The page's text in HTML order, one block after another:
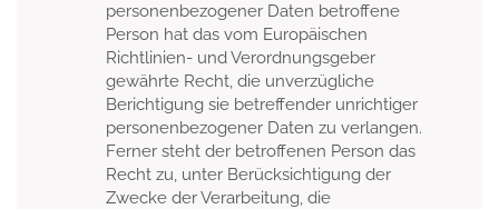
personenbezogener Daten betroffene
Person hat das vom Europäischen
Richtlinien- und Verordnungsgeber
gewährte Recht, die unverzügliche
Berichtigung sie betreffender unrichtiger
personenbezogener Daten zu verlangen.
Ferner steht der betroffenen Person das
Recht zu, unter Berücksichtigung der
Zwecke der Verarbeitung, die